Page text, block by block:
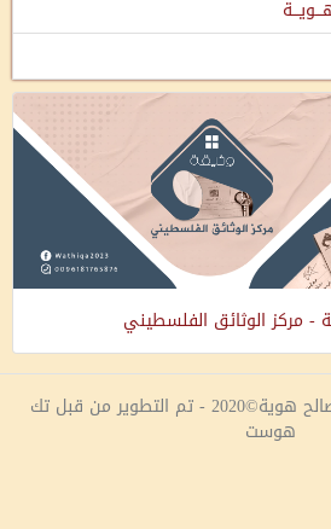
- مركز الوثائق الفلسطيني
جميع الحقوق محفوظة لصالح هوية©2020 - تم التطوير من قبل تك
هوست